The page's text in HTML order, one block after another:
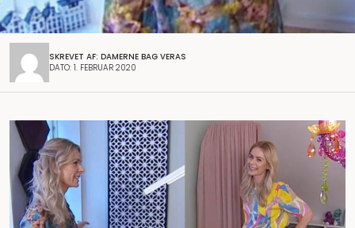
SKREVET AF: DAMERNE BAG VERAS
DATO: 1. FEBRUAR 2020